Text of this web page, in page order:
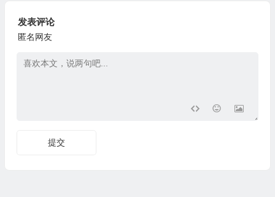
发表评论
匿名网友
提交